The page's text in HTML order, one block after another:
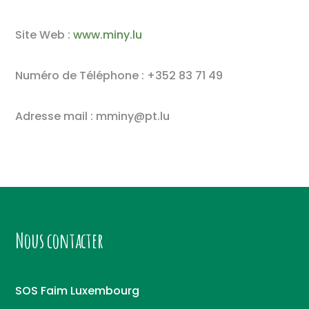
Site Web :www.miny.lu
Numéro de Téléphone : +352 83 71 49
Adresse mail : mminy@pt.lu
Nous contacter
SOS Faim Luxembourg